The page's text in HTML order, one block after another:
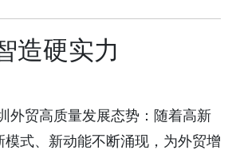
造硬实力
外贸高质量发展态势：随着高新
式、新动能不断涌现，为外贸增